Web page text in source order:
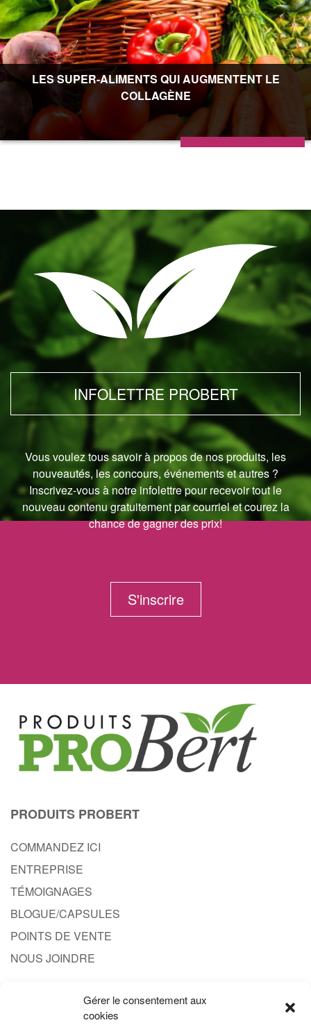
Gérer le consentement aux
cookies
LES SUPER-ALIMENTS QUI AUGMENTENT LE
COLLAGÈNE
INFOLETTRE PROBERT
Vous voulez tous savoir à propos de nos produits, les
nouveautés, les concours, événements et autres ?
Inscrivez-vous à notre infolettre pour recevoir tout le
nouveau contenu gratuitement par courriel et courez la
chance de gagner des prix!
S'inscrire
PRODUITS PROBERT
COMMANDEZ ICI
ENTREPRISE
TÉMOIGNAGES
BLOGUE/CAPSULES
POINTS DE VENTE
NOUS JOINDRE